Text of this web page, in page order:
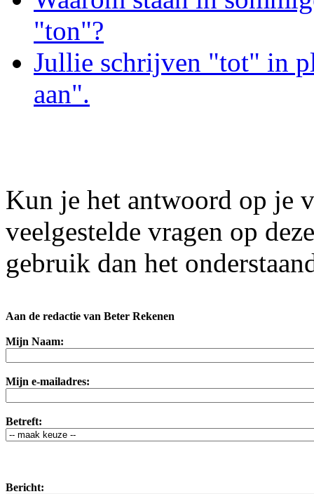
"ton"?
Jullie schrijven "tot" in
aan".
Kun je het antwoord op je
veelgestelde vragen op
gebruik dan het
Aan de redactie van Beter Rekenen
Mijn Naam:
Mijn e-mailadres:
Betreft:
Bericht: